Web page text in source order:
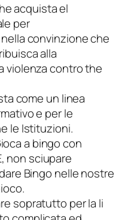
acquista el
per
convinzione che
alla
violenza contro the
come un linea
e per le
le Istituzioni.
a bingo con
non sciupare
Bingo nelle nostre
sopratutto per la li